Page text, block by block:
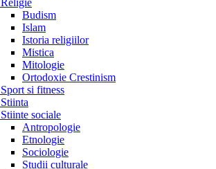
Religie
Budism
Islam
Istoria religiilor
Mistica
Mitologie
Ortodoxie Crestinism
Sport si fitness
Stiinta
Stiinte sociale
Antropologie
Etnologie
Sociologie
Studii culturale